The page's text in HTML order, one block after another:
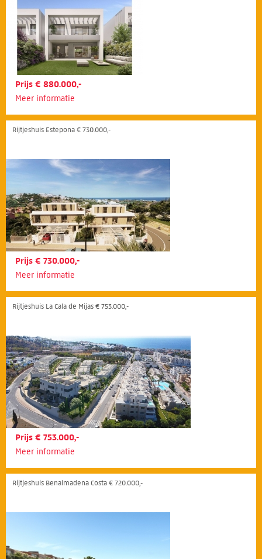
Prijs € 880.000,-
Meer informatie
Rijtjeshuis Estepona € 730.000,-
Prijs € 730.000,-
Meer informatie
Rijtjeshuis La Cala de Mijas € 753.000,-
Prijs € 753.000,-
Meer informatie
Rijtjeshuis Benalmadena Costa € 720.000,-